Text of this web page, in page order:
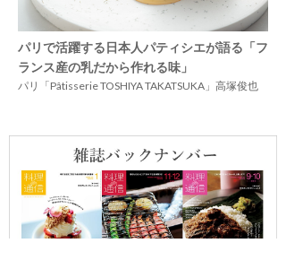
パリで活躍する日本人パティシエが語る「フ
ランス産の乳だから作れる味」
パリ「Pâtisserie TOSHIYA TAKATSUKA」高塚俊也